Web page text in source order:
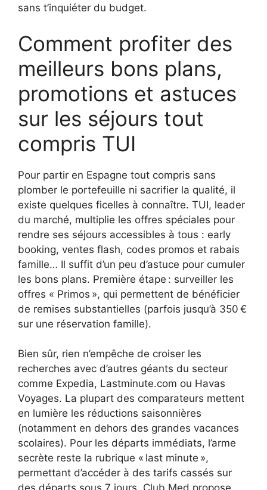
sans t’inquiéter du budget.
Comment profiter des
meilleurs bons plans,
promotions et astuces
sur les séjours tout
compris TUI
Pour partir en Espagne tout compris sans
plomber le portefeuille ni sacrifier la qualité, il
existe quelques ficelles à connaître. TUI, leader
du marché, multiplie les offres spéciales pour
rendre ses séjours accessibles à tous : early
booking, ventes flash, codes promos et rabais
famille… Il suffit d’un peu d’astuce pour cumuler
les bons plans. Première étape : surveiller les
offres « Primos », qui permettent de bénéficier
de remises substantielles (parfois jusqu’à 350 €
sur une réservation famille).
Bien sûr, rien n’empêche de croiser les
recherches avec d’autres géants du secteur
comme Expedia, Lastminute.com ou Havas
Voyages. La plupart des comparateurs mettent
en lumière les réductions saisonnières
(notamment en dehors des grandes vacances
scolaires). Pour les départs immédiats, l’arme
secrète reste la rubrique « last minute »,
permettant d’accéder à des tarifs cassés sur